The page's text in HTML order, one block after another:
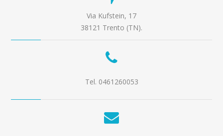
Via Kufstein, 17
38121 Trento (TN).
Tel. 0461260053